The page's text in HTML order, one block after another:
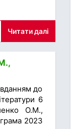
Читати далі
до
6
О.М.,
2023